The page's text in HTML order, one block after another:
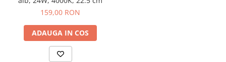
159,00 RON
ADAUGA IN COS